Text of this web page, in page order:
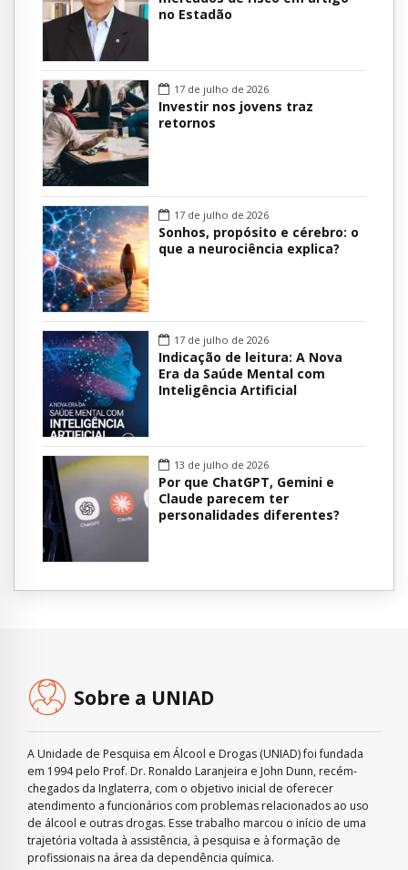
no Estadão
17 de julho de 2026
Investir nos jovens traz
retornos
17 de julho de 2026
Sonhos, propósito e cérebro: o
que a neurociência explica?
17 de julho de 2026
Indicação de leitura: A Nova
Era da Saúde Mental com
Inteligência Artificial
13 de julho de 2026
Por que ChatGPT, Gemini e
Claude parecem ter
personalidades diferentes?
Sobre a UNIAD
A Unidade de Pesquisa em Álcool e Drogas (UNIAD) foi fundada
em 1994 pelo Prof. Dr. Ronaldo Laranjeira e John Dunn, recém-
chegados da Inglaterra, com o objetivo inicial de oferecer
atendimento a funcionários com problemas relacionados ao uso
de álcool e outras drogas. Esse trabalho marcou o início de uma
trajetória voltada à assistência, à pesquisa e à formação de
profissionais na área da dependência química.